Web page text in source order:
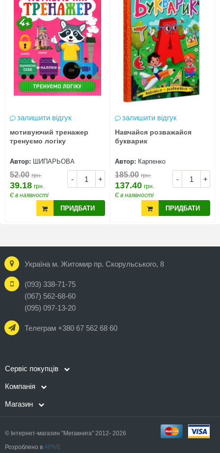
залишити відгук
мотивуючий тренажер
тренуємо логіку
Автор: ШИПАРЬОВА
- +
52.00 грн.
39.18 грн.
Є в наявності
ПРИДБАТИ
залишити відгук
Навчайся розважайся
букварик
Автор: Карпенко
- +
185.00 грн.
137.40 грн.
Є в наявності
ПРИДБАТИ
Україна м. Житомир пр. Скорульського, 8
(093) 338-71-75
(067) 562-68-60
(095) 097-13-20
Телеграм +380 67 562 68 60
Сервіс покупців
Компанія
Магазин
© Інтернет-магазин "Мегакнига" 2012- 2026
Розроблено в AFIVE